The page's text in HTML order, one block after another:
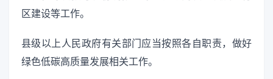
区建设等工作。
县级以上人民政府有关部门应当按照各自职责，做好
绿色低碳高质量发展相关工作。